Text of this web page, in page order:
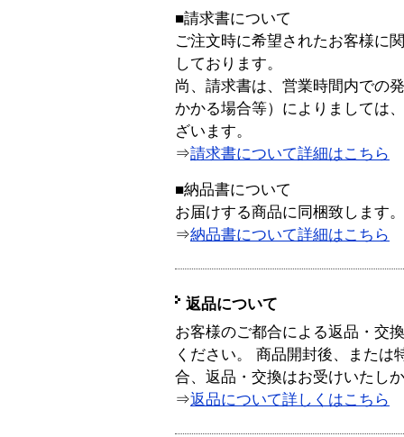
■請求書について
ご注文時に希望されたお客様に
しております。
尚、請求書は、営業時間内での
かかる場合等）によりましては
ざいます。
⇒請求書について詳細はこちら
■納品書について
お届けする商品に同梱致します。
⇒納品書について詳細はこちら
返品について
お客様のご都合による返品・交
ください。 商品開封後、または
合、返品・交換はお受けいたし
⇒返品について詳しくはこちら